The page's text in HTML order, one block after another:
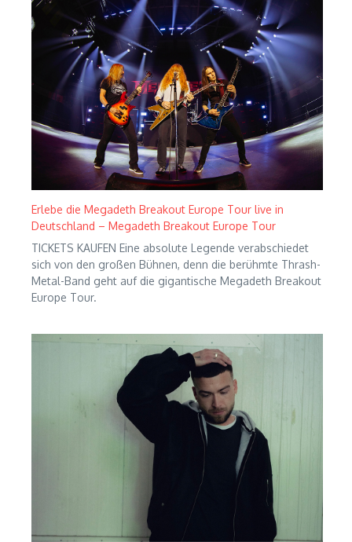
Erlebe die Megadeth Breakout Europe Tour live in
Deutschland – Megadeth Breakout Europe Tour
TICKETS KAUFEN Eine absolute Legende verabschiedet
sich von den großen Bühnen, denn die berühmte Thrash-
Metal-Band geht auf die gigantische Megadeth Breakout
Europe Tour.